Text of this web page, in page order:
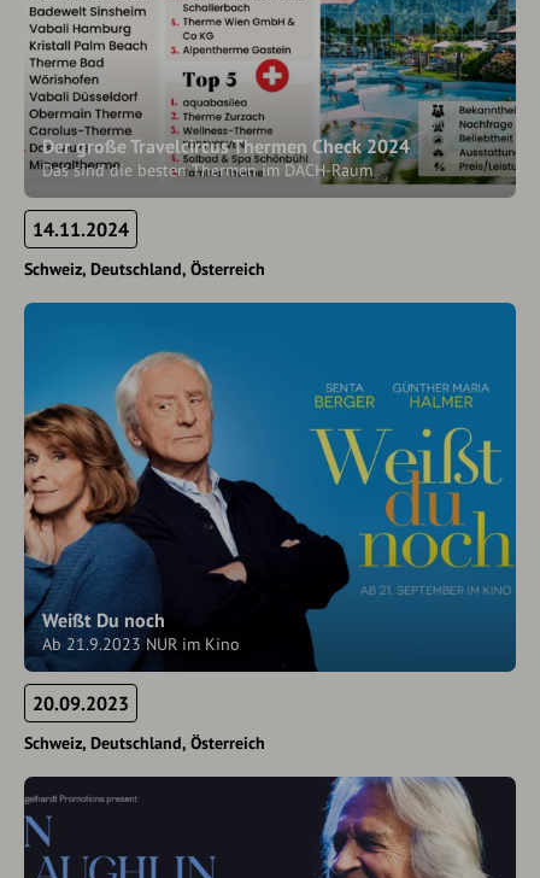
Der große Travelcircus Thermen Check 2024
Das sind die besten Thermen im DACH-Raum
14.11.2024
Schweiz Deutschland Österreich
Weißt Du noch
Ab 21.9.2023 NUR im Kino
20.09.2023
Schweiz Deutschland Österreich